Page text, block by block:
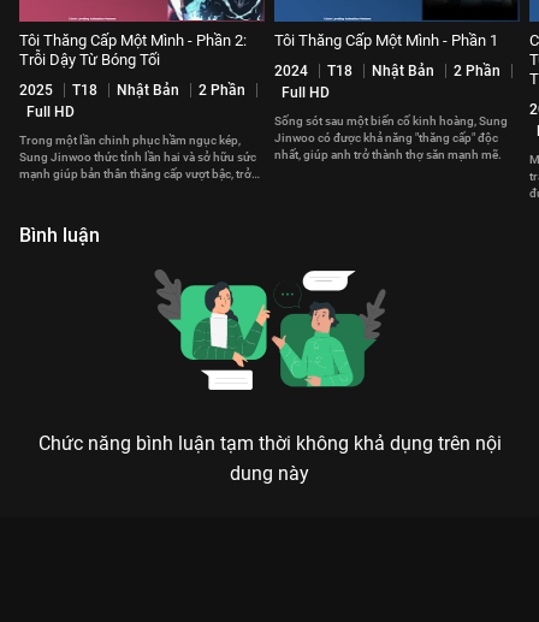
Tôi Thăng Cấp Một Mình - Phần 2:
Trỗi Dậy Từ Bóng Tối
2025 T18 Nhật Bản
2 Phần
Full HD
Trong một lần chinh phục hầm ngục kép,
Sung Jinwoo thức tỉnh lần hai và sở hữu sức
mạnh giúp bản thân thăng cấp vượt bậc, trở
Tôi Thăng Cấp Một Mình - Phần 1
2024 T18 Nhật Bản
2 Phần
Full HD
Sống sót sau một biến cố kinh hoàng, Sung
Jinwoo có được khả năng "thăng cấp" độc
nhất, giúp anh trở thành thợ săn mạnh mẽ.
Bình luận
Chức năng bình luận tạm thời không khả dụng trên nội
dung này